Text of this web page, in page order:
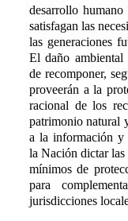
desarrollo
satisfagan las
las generaciones
El daño ambiental
de recomponer,
proveerán a la
racional de los
patrimonio natural
a la información y
la Nación dictar las
mínimos de
para
jurisdicciones